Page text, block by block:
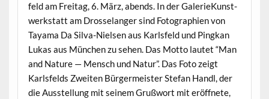
feld am Fre­itag, 6. März, abends. In der GalerieKunst­
werk­statt am Drosse­langer sind Fotogra­phien von
Taya­ma Da Sil­va-Nielsen aus Karls­feld und Pingkan
Lukas aus München zu sehen. Das Mot­to lautet “Man
and Nature — Men­sch und Natur”. Das Foto zeigt
Karls­felds Zweit­en Bürg­er­meis­ter Ste­fan Han­dl, der
die Ausstel­lung mit seinem Gruß­wort mit eröffnete,